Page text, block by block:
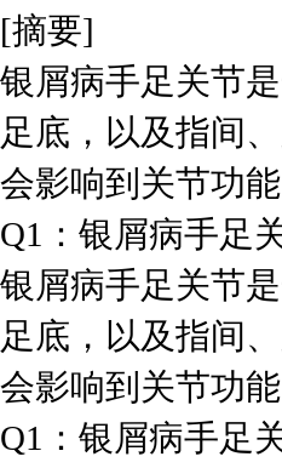
[摘要]
银屑病手足关节
足底，以及指间
会影响到关节功
Q1：银屑病手足
银屑病手足关节
足底，以及指间
会影响到关节功
Q1：银屑病手足